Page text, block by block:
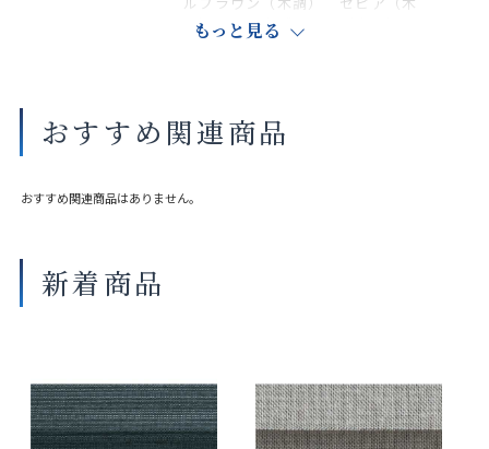
調） ダークブラウン（木調）
サイズや仕様によって価格が異なります。
製品タイプや生地の組み合わせによって製作可能な寸法や仕様が異な
操作性等は店舗にてご確認ください。
がございます。
もっと見る
おすすめ関連商品
おすすめ関連商品はありません。
新着商品